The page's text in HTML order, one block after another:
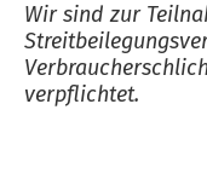
Wir sind zur
verpflichtet.